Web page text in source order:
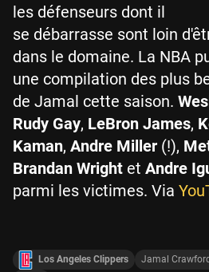
les défenseurs dont il
se débarrasse sont loin
dans le domaine. La NBA
une compilation des plus
de Jamal cette saison.
Rudy Gay, LeBron James,
Kaman, Andre Miller (!),
Brandan Wright et Andre
parmi les victimes. Via
Los Angeles Clippers Jamal Crawford